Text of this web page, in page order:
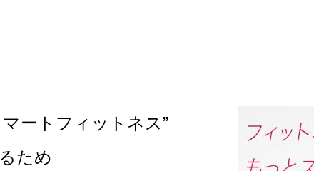
ートフィットネス”
ため